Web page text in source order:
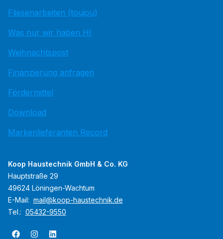
Fliesenarbeiten (toujou)
Was nur wir haben HI
Weihnachtspost
Finanzierung anfragen
Fördermittel
Download
Markenlieferanten Record
Koop Haustechnik GmbH & Co. KG
Hauptstraße 29
49624 Löningen-Wachtum
E-Mail: mail@koop-haustechnik.de
Tel.: 05432-9550